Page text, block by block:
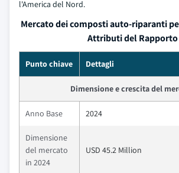
l'America del Nord.
Mercato dei composti auto-riparanti
Attributi del Rapporto
Punto chiave Dettagli
Dimensione e crescita del
Anno Base 2024
Dimensione
del mercato
in 2024
USD 45.2 Million